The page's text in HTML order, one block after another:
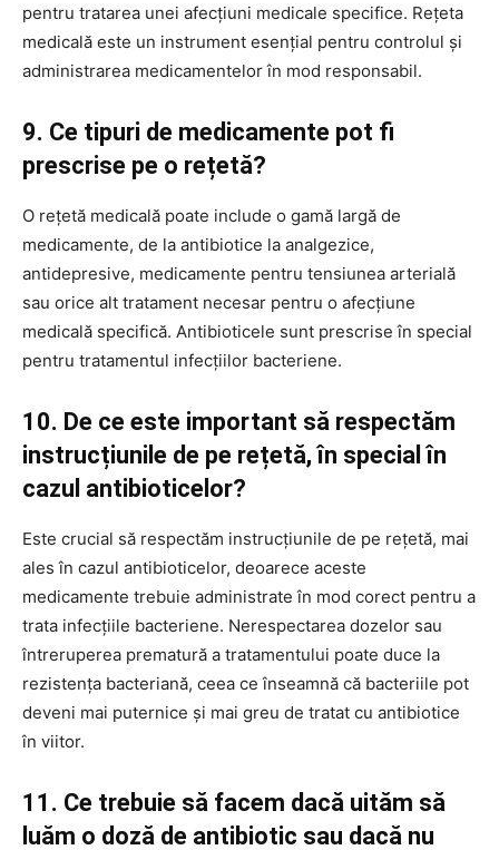
pentru tratarea unei afecțiuni medicale specifice. Rețeta
medicală este un instrument esențial pentru controlul și
administrarea medicamentelor în mod responsabil.
9. Ce tipuri de medicamente pot fi
prescrise pe o rețetă?
O rețetă medicală poate include o gamă largă de
medicamente, de la antibiotice la analgezice,
antidepresive, medicamente pentru tensiunea arterială
sau orice alt tratament necesar pentru o afecțiune
medicală specifică. Antibioticele sunt prescrise în special
pentru tratamentul infecțiilor bacteriene.
10. De ce este important să respectăm
instrucțiunile de pe rețetă, în special în
cazul antibioticelor?
Este crucial să respectăm instrucțiunile de pe rețetă, mai
ales în cazul antibioticelor, deoarece aceste
medicamente trebuie administrate în mod corect pentru a
trata infecțiile bacteriene. Nerespectarea dozelor sau
întreruperea prematură a tratamentului poate duce la
rezistența bacteriană, ceea ce înseamnă că bacteriile pot
deveni mai puternice și mai greu de tratat cu antibiotice
în viitor.
11. Ce trebuie să facem dacă uităm să
luăm o doză de antibiotic sau dacă nu